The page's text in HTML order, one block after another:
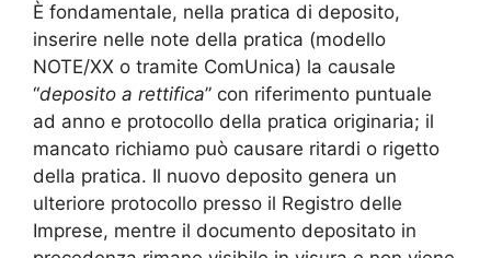
È fondamentale, nella pratica di deposito,
inserire nelle note della pratica (modello
NOTE/XX o tramite ComUnica) la causale
“deposito a rettifica” con riferimento puntuale
ad anno e protocollo della pratica originaria; il
mancato richiamo può causare ritardi o rigetto
della pratica. Il nuovo deposito genera un
ulteriore protocollo presso il Registro delle
Imprese, mentre il documento depositato in